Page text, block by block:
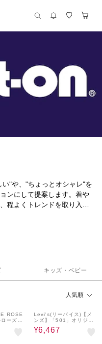
"や、"ちょっとオシャレ"を
ンにして提案します。着や
程よくトレンドを取り入れ
キッズ・ベビー
人気順
ROSE
ーズ)
フスリ
Levi's(リーバイス)【メ
ンズ】「501」オリジナ
ルストレート
¥6,467